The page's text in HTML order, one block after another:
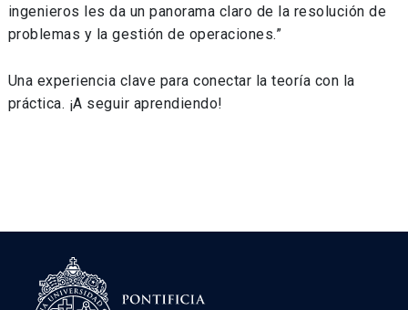
ingenieros les da un panorama claro de la resolución de
problemas y la gestión de operaciones.”
Una experiencia clave para conectar la teoría con la
práctica. ¡A seguir aprendiendo!